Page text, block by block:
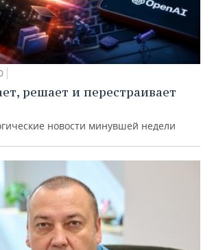
решает и перестраивает
новости минувшей недели